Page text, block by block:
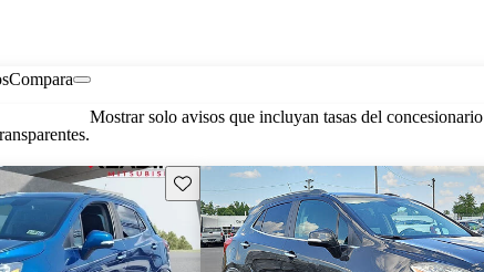
Compara
Mostrar solo avisos que incluyan tasas del concesionario
Guarda este Aviso